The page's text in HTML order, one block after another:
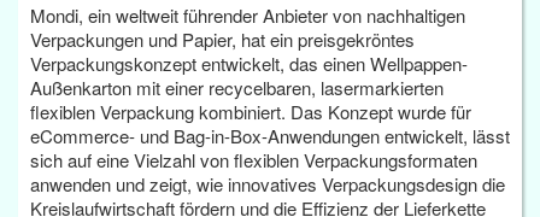
Mondi, ein weltweit führender Anbieter von nachhaltigen
Verpackungen und Papier, hat ein preisgekröntes
Verpackungskonzept entwickelt, das einen Wellpappen-
Außenkarton mit einer recycelbaren, lasermarkierten
flexiblen Verpackung kombiniert. Das Konzept wurde für
eCommerce- und Bag-in-Box-Anwendungen entwickelt, lässt
sich auf eine Vielzahl von flexiblen Verpackungsformaten
anwenden und zeigt, wie innovatives Verpackungsdesign die
Kreislaufwirtschaft fördern und die Effizienz der Lieferkette